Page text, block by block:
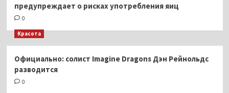
предупреждает о рисках употребления яиц
0
Красота
Официально: солист Imagine Dragons Дэн Рейнольдс
разводится
0